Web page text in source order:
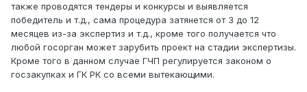
также проводятся тендеры и конкурсы и выявляется
победитель и т.д., сама процедура затянется от 3 до 12
месяцев из-за экспертиз и т.д., кроме того получается что
любой госорган может зарубить проект на стадии экспертизы.
Кроме того в данном случае ГЧП регулируется законом о
госзакупках и ГК РК со всеми вытекающими.